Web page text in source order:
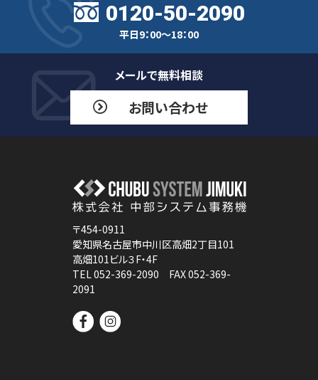
0120-50-2090
平日9：00～18：00
メールで無料相談
お問い合わせ
〒454-0911
愛知県名古屋市中川区高畑2丁目101
高畑101ビル３F・4F
TEL 052-369-2090 FAX 052-369-
2091